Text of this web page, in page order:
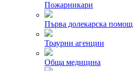
Пожарникари
Първа долекарска помощ
Траурни агенции
Обща медицина